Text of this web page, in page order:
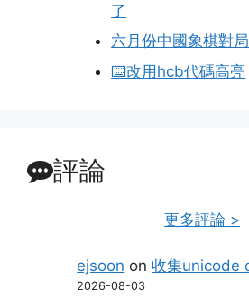
了
六月份中國象棋對局
⌨️改用hcb代碼高亮
評論
更多評論 >
ejsoon on收集unicode
2026-08-03